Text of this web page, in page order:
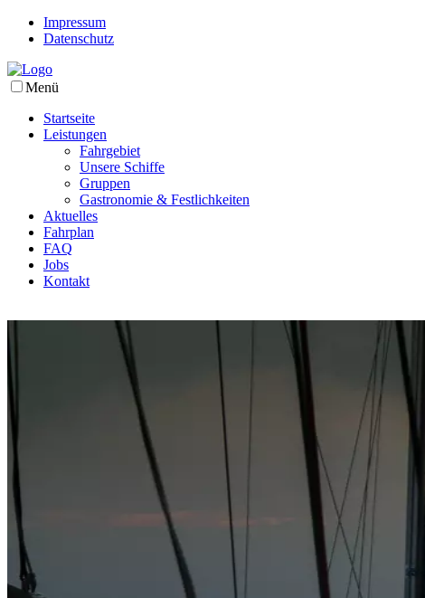
Impressum
Datenschutz
Menü
Startseite
Leistungen
Fahrgebiet
Unsere Schiffe
Gruppen
Gastronomie & Festlichkeiten
Aktuelles
Fahrplan
FAQ
Jobs
Kontakt